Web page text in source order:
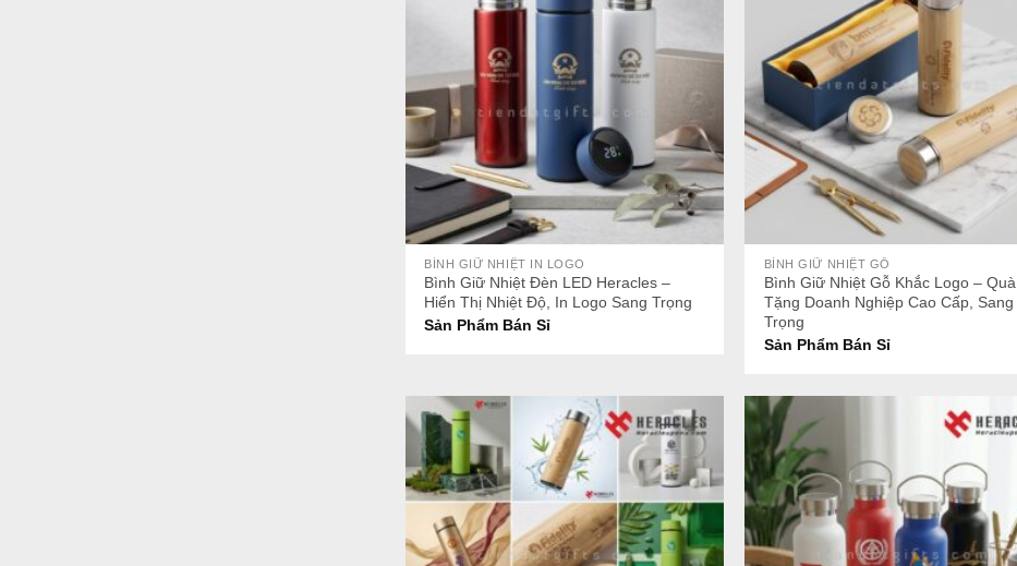
+
BÌNH GIỮ NHIỆT IN LOGO
Bình Giữ Nhiệt Đèn LED Heracles –
Hiển Thị Nhiệt Độ, In Logo Sang Trọng
Sản Phẩm Bán Sỉ
BÌNH GIỮ NHIỆT GỖ
Bình Giữ Nhiệt Gỗ Khắc Logo – Quà
Tặng Doanh Nghiệp Cao Cấp, Sang
Trọng
Sản Phẩm Bán Sỉ